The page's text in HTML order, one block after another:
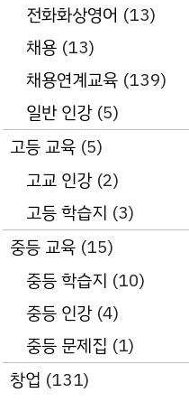
전화화상영어 (13)
채용 (13)
채용연계교육 (139)
일반 인강(5)
고등 교육 (5)
고교 인강(2)
고등 학습지 (3)
중등 교육 (15)
중등 학습지 (10)
중등 인강(4)
중등 문제집 (1)
창업 (131)